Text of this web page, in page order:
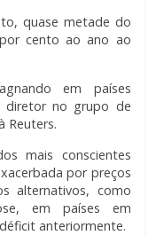
quase metade do
cento ao ano ao
em países
diretor no grupo de
Reuters.
mais conscientes
por preços
alternativos, como
em países em
anteriormente.